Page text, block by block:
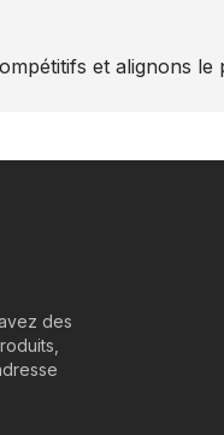
et alignons
des